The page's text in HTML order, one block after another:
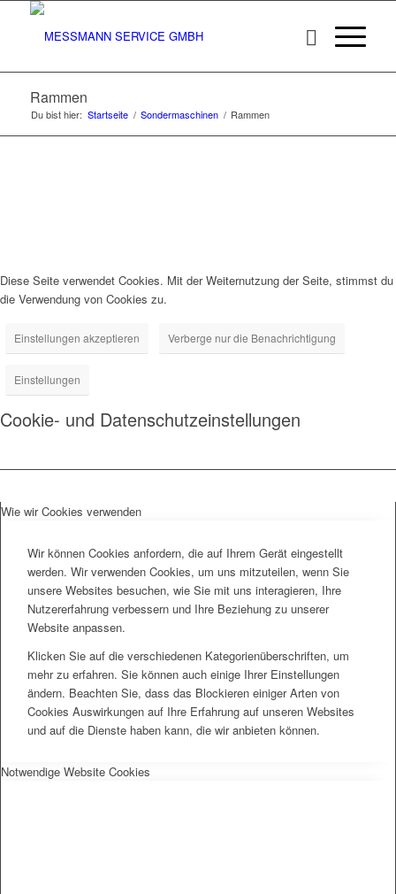
Rammen
Du bist hier: Startseite / Sondermaschinen / Rammen
Diese Seite verwendet Cookies. Mit der Weiternutzung der Seite, stimmst du
die Verwendung von Cookies zu.
Einstellungen akzeptieren Verberge nur die Benachrichtigung
Einstellungen
Cookie- und Datenschutzeinstellungen
Wie wir Cookies verwenden
Wir können Cookies anfordern, die auf Ihrem Gerät eingestellt
werden. Wir verwenden Cookies, um uns mitzuteilen, wenn Sie
unsere Websites besuchen, wie Sie mit uns interagieren, Ihre
Nutzererfahrung verbessern und Ihre Beziehung zu unserer
Website anpassen.
Klicken Sie auf die verschiedenen Kategorienüberschriften, um
mehr zu erfahren. Sie können auch einige Ihrer Einstellungen
ändern. Beachten Sie, dass das Blockieren einiger Arten von
Cookies Auswirkungen auf Ihre Erfahrung auf unseren Websites
und auf die Dienste haben kann, die wir anbieten können.
Notwendige Website Cookies